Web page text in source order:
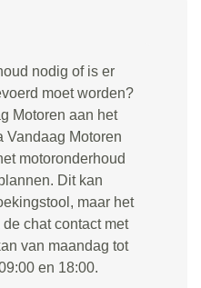
nodig of is er
moet worden?
Motoren aan het
Vandaag Motoren
motoronderhoud
Dit kan
maar het
chat contact met
van maandag tot
en 18:00.